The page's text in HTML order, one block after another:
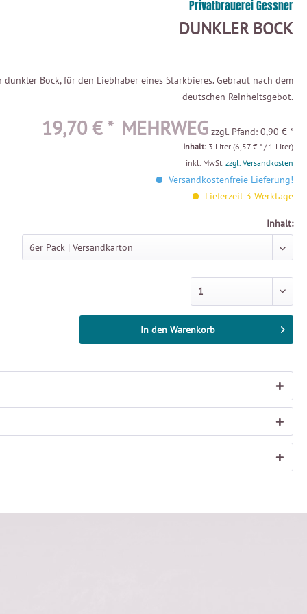
Privatbrauerei Gessner
DUNKLER BOCK
dunkler Bock, für den Liebhaber eines Starkbieres. Gebraut nach dem
deutschen Reinheitsgebot.
19,70 € * MEHRWEGzzgl. Pfand: 0,90 € *
Inhalt: 3 Liter (6,57 € * / 1 Liter)
inkl. MwSt. zzgl. Versandkosten
Versandkostenfreie Lieferung!
Lieferzeit 3 Werktage
Inhalt:
In den Warenkorb